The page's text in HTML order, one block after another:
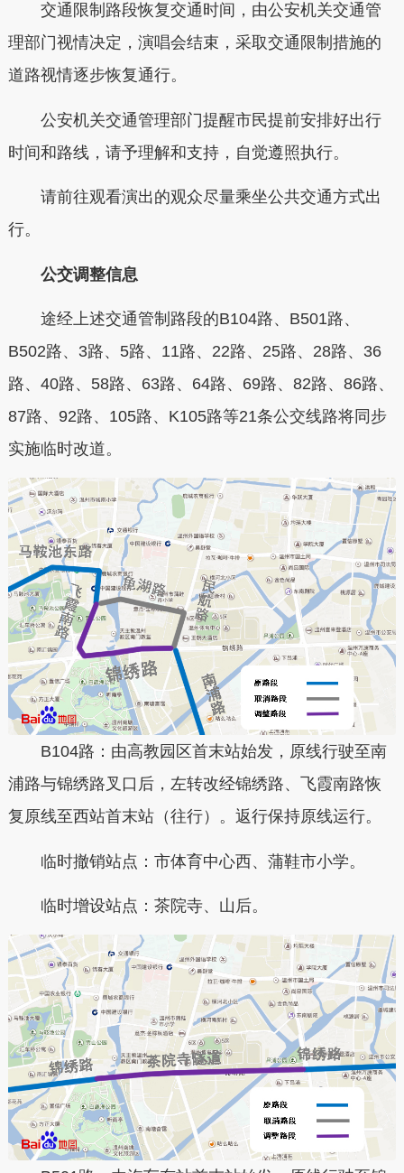
交通限制路段恢复交通时间，由公安机关交通管
理部门视情决定，演唱会结束，采取交通限制措施的
道路视情逐步恢复通行。
公安机关交通管理部门提醒市民提前安排好出行
时间和路线，请予理解和支持，自觉遵照执行。
请前往观看演出的观众尽量乘坐公共交通方式出
行。
公交调整信息
途经上述交通管制路段的B104路、B501路、
B502路、3路、5路、11路、22路、25路、28路、36
路、40路、58路、63路、64路、69路、82路、86路、
87路、92路、105路、K105路等21条公交线路将同步
实施临时改道。
B104路：由高教园区首末站始发，原线行驶至南
浦路与锦绣路叉口后，左转改经锦绣路、飞霞南路恢
复原线至西站首末站（往行）。返行保持原线运行。
临时撤销站点：市体育中心西、蒲鞋市小学。
临时增设站点：茶院寺、山后。